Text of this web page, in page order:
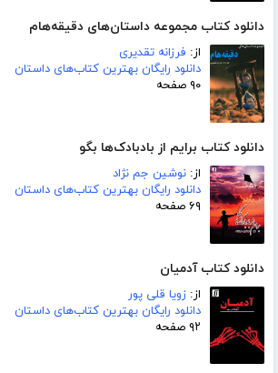
دانلود کتاب مجموعه داستان‌های دقیقه‌هام
از: فرزانه تقدیری
دانلود رایگان بهترین کتاب‌های داستان
۹۰ صفحه
دانلود کتاب برایم از بادبادک‌ها بگو
از: نوشین جم نژاد
دانلود رایگان بهترین کتاب‌های داستان
۶۹ صفحه
دانلود کتاب آدمیان
از: زویا قلی پور
دانلود رایگان بهترین کتاب‌های داستان
۹۲ صفحه